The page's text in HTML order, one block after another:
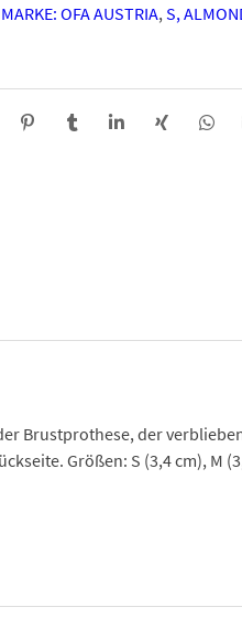
MARKE: OFA AUSTRIA, S,
Brustprothese, der
Größen: S (3,4 cm), M